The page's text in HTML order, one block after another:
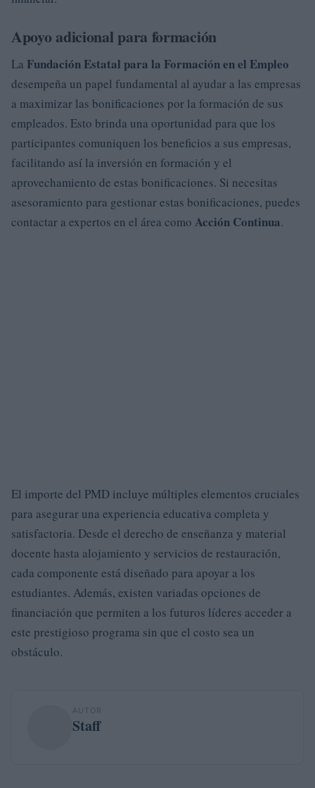
Apoyo adicional para formación
La Fundación Estatal para la Formación en el Empleo
desempeña un papel fundamental al ayudar a las empresas
a maximizar las bonificaciones por la formación de sus
empleados. Esto brinda una oportunidad para que los
participantes comuniquen los beneficios a sus empresas,
facilitando así la inversión en formación y el
aprovechamiento de estas bonificaciones. Si necesitas
asesoramiento para gestionar estas bonificaciones, puedes
contactar a expertos en el área como Acción Continua.
El importe del PMD incluye múltiples elementos cruciales
para asegurar una experiencia educativa completa y
satisfactoria. Desde el derecho de enseñanza y material
docente hasta alojamiento y servicios de restauración,
cada componente está diseñado para apoyar a los
estudiantes. Además, existen variadas opciones de
financiación que permiten a los futuros líderes acceder a
este prestigioso programa sin que el costo sea un
obstáculo.
AUTOR
Staff